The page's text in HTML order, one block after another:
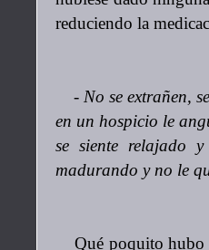
reduciendo la
- No se extrañen,
en un hospicio le
se siente relajado
madurando y no le
Qué poquito hubo